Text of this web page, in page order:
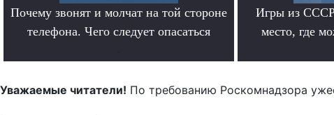
Почему звонят и молчат на той стороне
телефона. Чего следует опасаться
Игры из
место, где
Уважаемые читатели! По требованию Роскомнадзора